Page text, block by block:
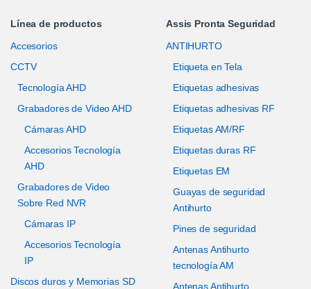
Línea de productos
Accesorios
CCTV
Tecnología AHD
Grabadores de Video AHD
Cámaras AHD
Accesorios Tecnología
AHD
Grabadores de Video
Sobre Red NVR
Cámaras IP
Accesorios Tecnología
IP
Discos duros y Memorias SD
Assis Pronta Seguridad
ANTIHURTO
Etiqueta en Tela
Etiquetas adhesivas
Etiquetas adhesivas RF
Etiquetas AM/RF
Etiquetas duras RF
Etiquetas EM
Guayas de seguridad
Antihurto
Pines de seguridad
Antenas Antihurto
tecnología AM
Antenas Antihurto